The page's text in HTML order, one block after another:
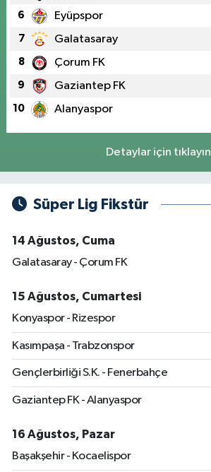
6 Eyüpspor
7 Galatasaray
8 Çorum FK
9 Gaziantep FK
10 Alanyaspor
Detaylar için tıklayın
Süper Lig Fikstür
14 Ağustos, Cuma
Galatasaray - Çorum FK
15 Ağustos, Cumartesi
Konyaspor - Rizespor
Kasımpaşa - Trabzonspor
Gençlerbirliği S.K. - Fenerbahçe
Gaziantep FK - Alanyaspor
16 Ağustos, Pazar
Başakşehir - Kocaelispor